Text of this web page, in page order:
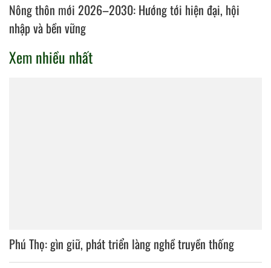
Nông thôn mới 2026–2030: Hướng tới hiện đại, hội
nhập và bền vững
Xem nhiều nhất
Phú Thọ: gìn giữ, phát triển làng nghề truyền thống